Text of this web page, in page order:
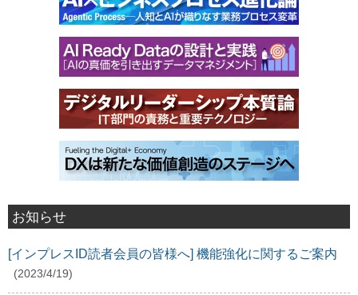
お知らせ
[インプレスID読者会員の皆様へ] 機能強化に関するご案内
(2023/4/19)